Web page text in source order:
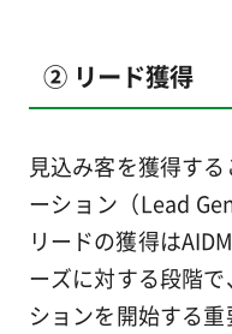
② リード獲得
見込み客を獲得す
ーション（Lead
リードの獲得は
ーズに対する段階
ションを開始する